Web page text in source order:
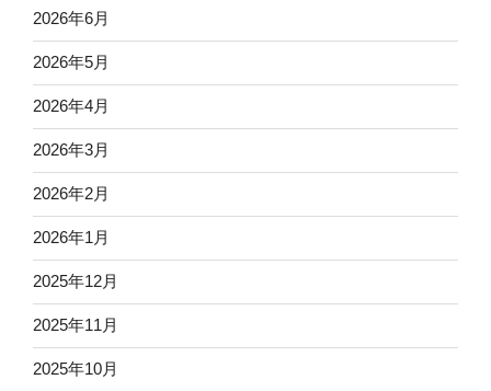
2026年6月
2026年5月
2026年4月
2026年3月
2026年2月
2026年1月
2025年12月
2025年11月
2025年10月